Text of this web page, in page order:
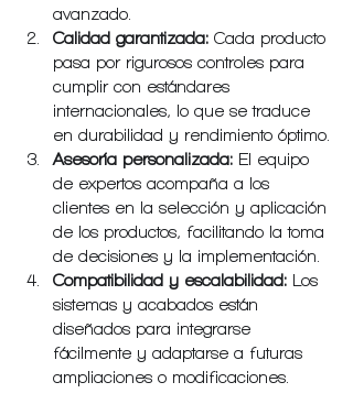
avanzado.
Calidad garantizada: Cada producto
pasa por rigurosos controles para
cumplir con estándares
internacionales, lo que se traduce
en durabilidad y rendimiento óptimo.
Asesoría personalizada: El equipo
de expertos acompaña a los
clientes en la selección y aplicación
de los productos, facilitando la toma
de decisiones y la implementación.
Compatibilidad y escalabilidad: Los
sistemas y acabados están
diseñados para integrarse
fácilmente y adaptarse a futuras
ampliaciones o modificaciones.